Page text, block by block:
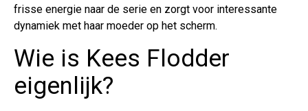
frisse energie naar de serie en zorgt voor interessante
dynamiek met haar moeder op het scherm.
Wie is Kees Flodder
eigenlijk?